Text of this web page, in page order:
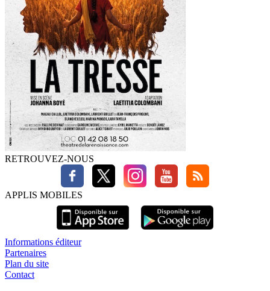
RETROUVEZ-NOUS
APPLIS MOBILES
Informations éditeur
Partenaires
Plan du site
Contact